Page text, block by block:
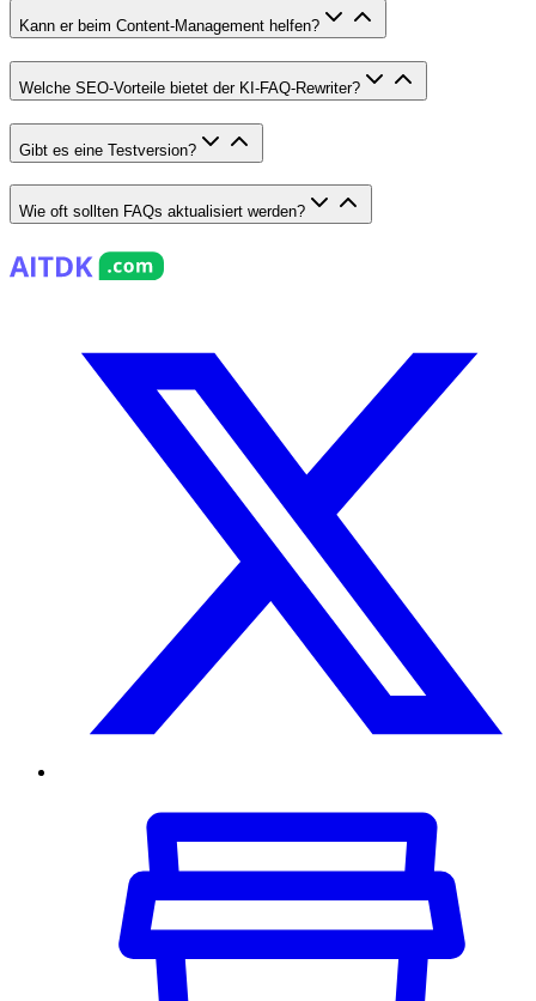
Kann er beim Content-Management helfen?
Welche SEO-Vorteile bietet der KI-FAQ-Rewriter?
Gibt es eine Testversion?
Wie oft sollten FAQs aktualisiert werden?